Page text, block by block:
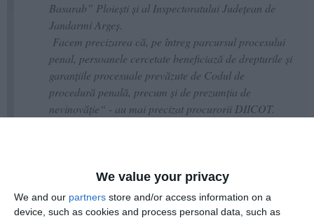
We value your privacy
We and our partners store and/or access information on a
device, such as cookies and process personal data, such as
Basarab” Ploiești și al Inspectoratului Județean de
Jandarmi Argeș.
Facem precizarea că, pe întreg parcursul procesului
penal, persoanele cercetate beneficiază de drepturile și
garanțiile procesuale prevăzute de Codul de
procedură penală, precum și de prezumția de
nevinovăție“ - au mai precizat procurorii DIICOT.
Urmărește-ne pe Google News
Urmărește-ne pe Whatsapp